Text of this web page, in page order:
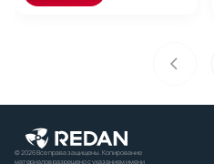
© 2026 Все права защищены. Копирование
материалов разрешено с указанием имени